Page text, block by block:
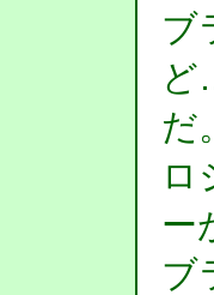
ブ
ど
だ。
ロ
ー
ブ